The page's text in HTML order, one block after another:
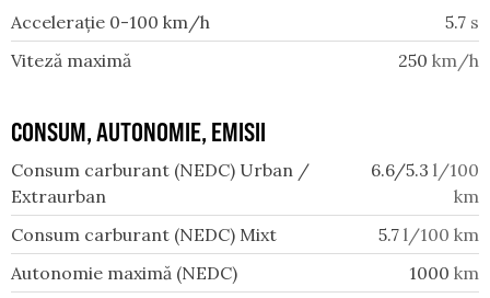
Accelerație 0-100 km/h 5.7 s
Viteză maximă
250 km/h
CONSUM, AUTONOMIE, EMISII
Consum carburant (NEDC) Urban /
Extraurban
6.6/5.3 l/100
km
Consum carburant (NEDC) Mixt
5.7 l/100 km
Autonomie maximă (NEDC)
1000 km